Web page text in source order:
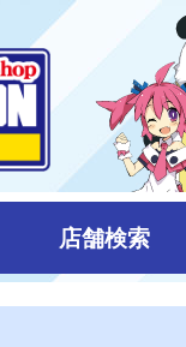
店舗検索